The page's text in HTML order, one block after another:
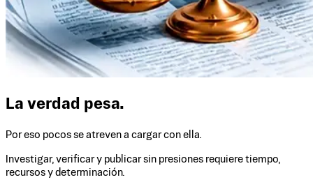
La verdad pesa.
Por eso pocos se atreven a cargar con ella.
Investigar, verificar y publicar sin presiones requiere tiempo,
recursos y determinación.